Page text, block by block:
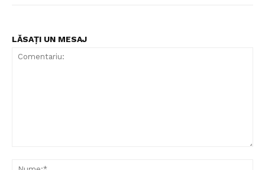
LĂSAȚI UN MESAJ